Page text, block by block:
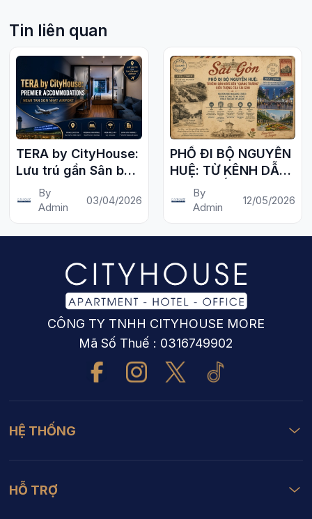
Tin liên quan
TERA by CityHouse:
Lưu trú gần Sân bay
Tân Sơn Nhất
By
Admin
03/04/2026
PHỐ ĐI BỘ NGUYỄN
HUỆ: TỪ KÊNH DẪN
NƯỚC ĐẾN "QUẢNG
TRƯỜNG" BIỂU
GÒN
By
Admin
12/05/2026
CÔNG TY TNHH CITYHOUSE MORE
Mã Số Thuế : 0316749902
HỆ THỐNG
HỖ TRỢ